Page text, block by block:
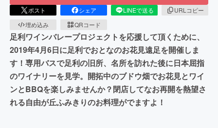
ポスト シェア LINEで送る
URLコピー
埋め込み
QRコード
足利ワインバレープロジェクトを応援して頂くために、
2019年4月6日に足利でおとなのお花見遠足を開催しま
す！専用バスで足利の旧所、名所を訪れた後に日本屈指
のワイナリーを見学。開拓中のブドウ畑でお花見とワイ
ンとBBQを楽しみませんか？閉店してなお再開を熱望さ
れる自由が丘ふみきりのお料理がでますよ！